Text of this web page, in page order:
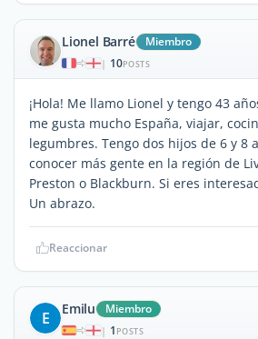
Lionel Barré Miembro
| 10POSTS
¡Hola! Me llamo Lionel y tengo 43
me gusta mucho España, viajar,
legumbres. Tengo dos hijos de 6 y 8
conocer más gente en la región de
Preston o Blackburn. Si eres
Un abrazo.
Reaccionar
E Emilu Miembro
| 1 POSTS